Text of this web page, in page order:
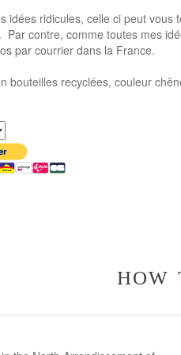
idées ridicules, celle ci peut
Par contre, comme toutes mes
par courrier dans la France.
bouteilles recyclées, couleur
how